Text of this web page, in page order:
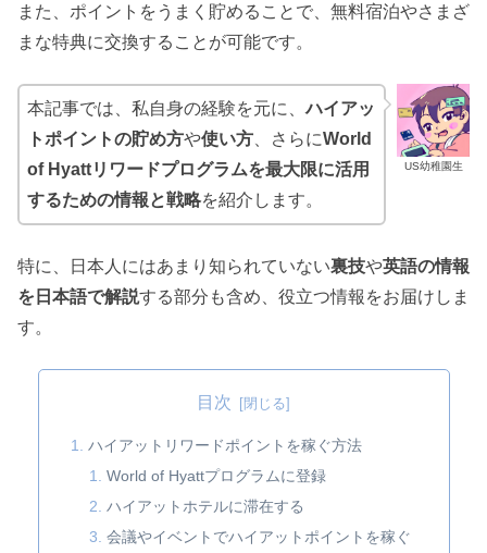
また、ポイントをうまく貯めることで、無料宿泊やさまざ
まな特典に交換することが可能です。
US幼稚園生
本記事では、私自身の経験を元に、ハイアッ
トポイントの貯め方や使い方 、さらにWorld
of Hyattリワードプログラムを最大限に活用
するための情報と戦略を紹介します。
特に、日本人にはあまり知られていない裏技や英語の情報
を日本語で解説する部分も含め、役立つ情報をお届けしま
す。
目次
ハイアットリワードポイントを稼ぐ方法
World of Hyattプログラムに登録
ハイアットホテルに滞在する
会議やイベントでハイアットポイントを稼ぐ